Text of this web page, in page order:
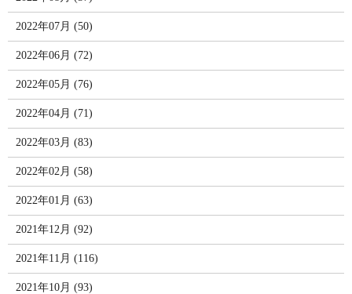
2022年07月 (50)
2022年06月 (72)
2022年05月 (76)
2022年04月 (71)
2022年03月 (83)
2022年02月 (58)
2022年01月 (63)
2021年12月 (92)
2021年11月 (116)
2021年10月 (93)